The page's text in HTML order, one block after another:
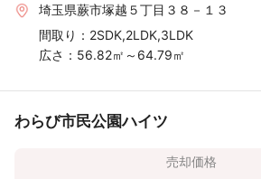
埼玉県蕨市塚越５丁目３８－１３
間取り： 2SDK,2LDK,3LDK
広さ： 56.82㎡～64.79㎡
わらび市民公園ハイツ
売却価格